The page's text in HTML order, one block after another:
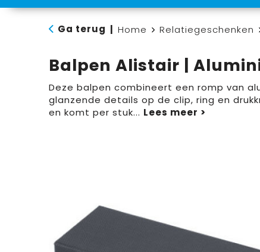
Ga terug Home Relatiegeschenken
Balpen Alistair |
Deze balpen combineert een romp van
glanzende details op de clip, ring en
en komt per stuk...